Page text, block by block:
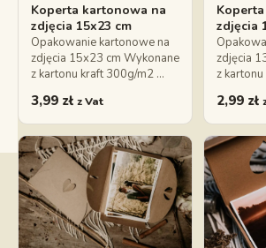
Koperta kartonowa na
zdjęcia 15x23 cm
Opakowanie kartonowe na
zdjęcia 15x23 cm Wykonane
z kartonu kraft 300g/m2 …
3,99 zł z Vat
zdjęcia
zdjęcia
z
2,99 zł